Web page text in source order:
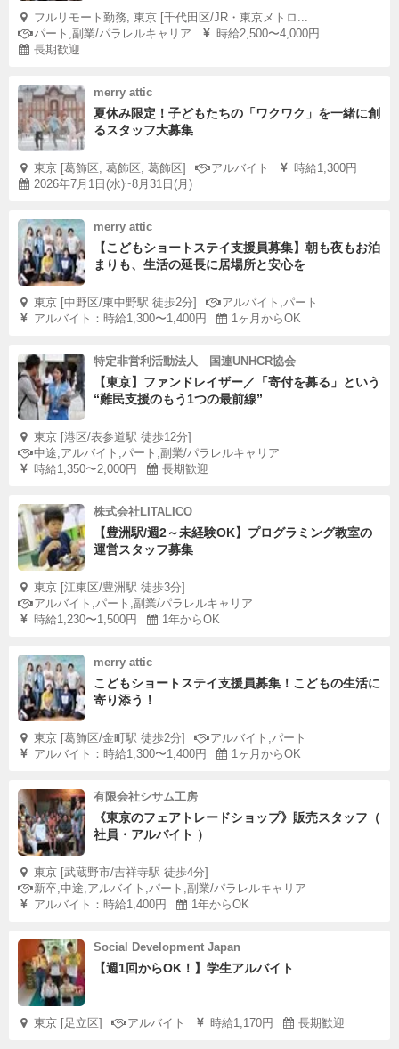
フルリモート勤務, 東京 [千代田区/JR・東京メトロ...
パート,副業/パラレルキャリア
時給2,500〜4,000円
長期歓迎
merry attic
夏休み限定！子どもたちの「ワクワク」を一緒に創
るスタッフ大募集
東京 [葛飾区, 葛飾区, 葛飾区] アルバイト
時給1,300円
2026年7月1日(水)~8月31日(月)
merry attic
【こどもショートステイ支援員募集】朝も夜もお泊
まりも、生活の延長に居場所と安心を
東京 [中野区/東中野駅 徒歩2分]
アルバイト,パート
アルバイト：時給1,300〜1,400円
1ヶ月からOK
特定非営利活動法人 国連UNHCR協会
【東京】ファンドレイザー／「寄付を募る」という
“難民支援のもう1つの最前線”
東京 [港区/表参道駅 徒歩12分]
中途,アルバイト,パート,副業/パラレルキャリア
時給1,350〜2,000円
長期歓迎
株式会社LITALICO
【豊洲駅/週2～未経験OK】プログラミング教室の
運営スタッフ募集
東京 [江東区/豊洲駅 徒歩3分]
アルバイト,パート,副業/パラレルキャリア
時給1,230〜1,500円
1年からOK
merry attic
こどもショートステイ支援員募集！こどもの生活に
寄り添う！
東京 [葛飾区/金町駅 徒歩2分]
アルバイト,パート
アルバイト：時給1,300〜1,400円
1ヶ月からOK
有限会社シサム工房
《東京のフェアトレードショップ》販売スタッフ（
社員・アルバイト ）
東京 [武蔵野市/吉祥寺駅 徒歩4分]
新卒,中途,アルバイト,パート,副業/パラレルキャリア
アルバイト：時給1,400円
1年からOK
Social Development Japan
【週1回からOK！】学生アルバイト
東京 [足立区] アルバイト 時給1,170円 長期歓迎